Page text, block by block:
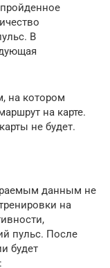
В
на котором
на карте.
не будет.
данным не
на
пульс. После
будет